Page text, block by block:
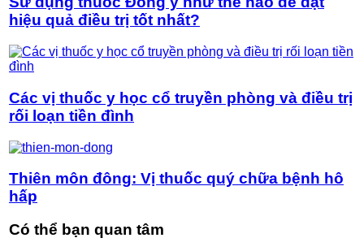
hiệu quả điều trị tốt nhất?
Các vị thuốc y học cổ truyền phòng và điều trị
rối loạn tiền đình
Thiên môn đông: Vị thuốc quý chữa bệnh hô
hấp
Có thể bạn quan tâm